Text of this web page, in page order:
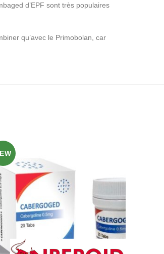
d’EPF sont très populaires
qu’avec le Primobolan, car